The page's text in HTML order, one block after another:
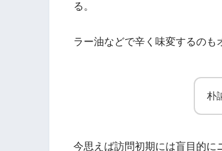
る。
ラー油などで辛く味変するのも
朴
今思えば訪問初期には盲目的に